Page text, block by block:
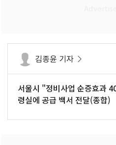
김종윤 기자
서울시 "정비사업 순증효과
령실에 공급 백서 전달(종합)